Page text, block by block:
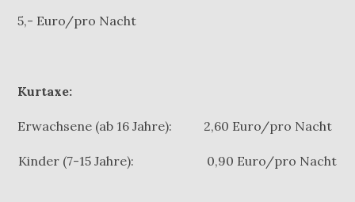
5,- Euro/pro Nacht
Kurtaxe:
Erwachsene (ab 16 Jahre): 2,60 Euro/pro Nacht
Kinder (7-15 Jahre): 0,90 Euro/pro Nacht